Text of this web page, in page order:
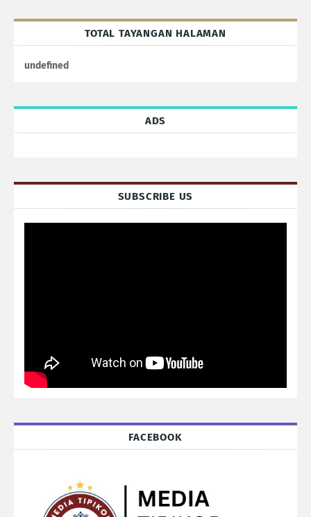
TOTAL TAYANGAN HALAMAN
undefned
ADS
SUBSCRIBE US
FACEBOOK